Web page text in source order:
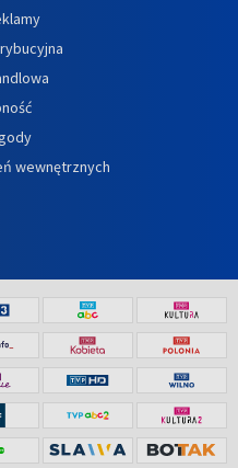
wewnętrznych